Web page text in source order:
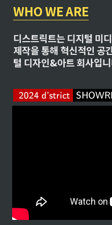
WHO WE ARE
디스트릭트는 디지털 미
제작을 통해 혁신적인 공
털 디자인&아트 회사입
\c
ol
co
lo
2024 d’strict